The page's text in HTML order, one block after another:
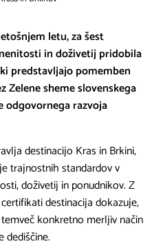
letu, za šest
in doživetij pridobila
predstavljajo pomemben
Zelene sheme slovenskega
razvoja
destinacijo Kras in Brkini,
trajnostnih standardov v
doživetij in ponudnikov. Z
destinacija dokazuje,
konkretno merljiv način
dediščine.